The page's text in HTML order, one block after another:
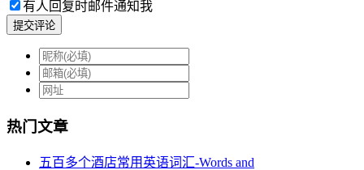
有人回复时邮件通知我
提交评论
热门文章
五百多个酒店常用英语词汇-Words and